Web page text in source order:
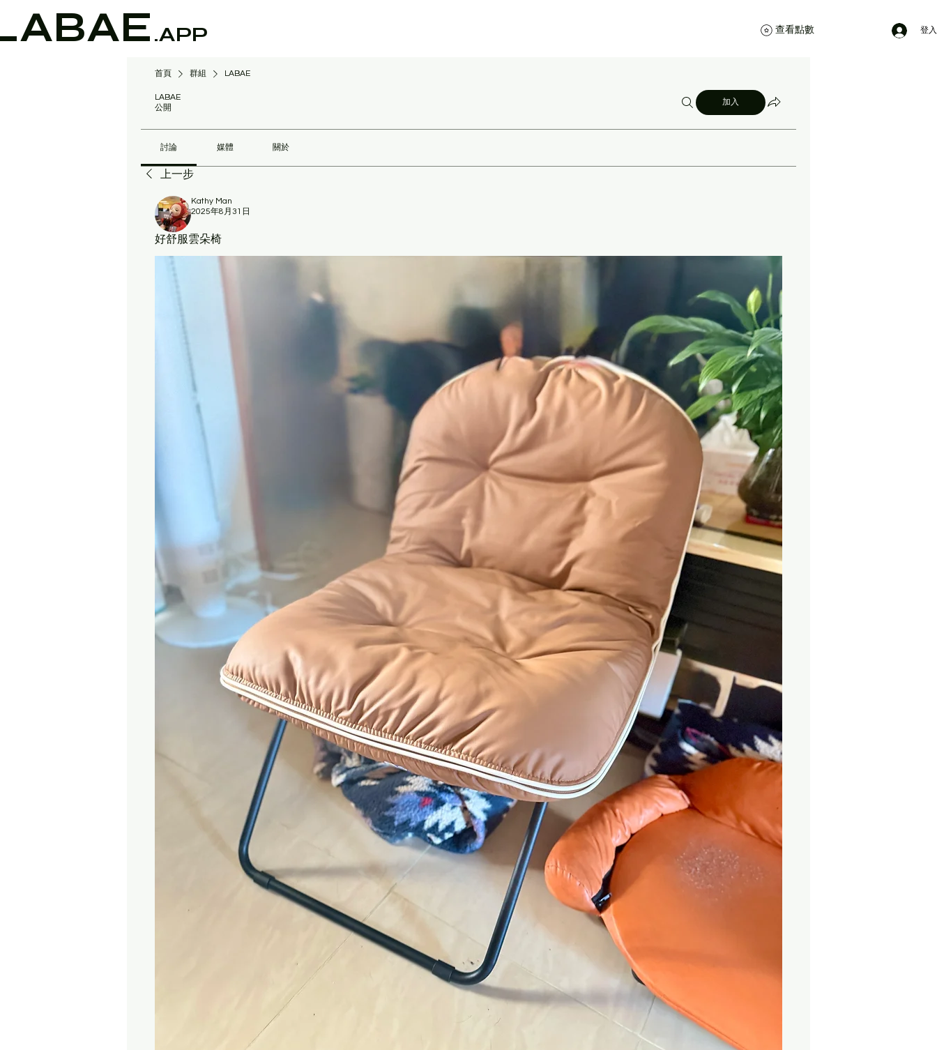
.APP 查看點數 登入
首頁 群組 LABAE
LABAE
公開
加入
討論 媒體 關於
上一步
Kathy Man
2025年8月31日
好舒服雲朵椅